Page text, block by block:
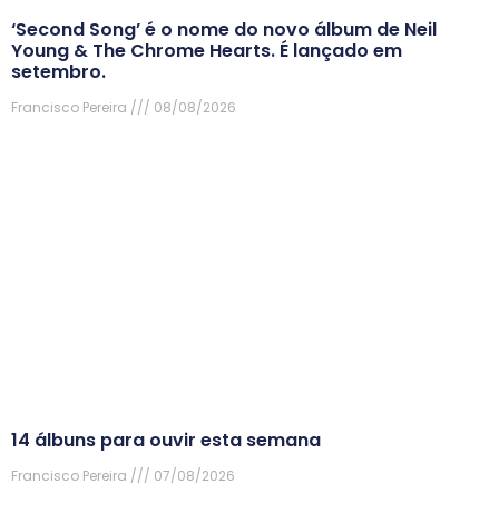
‘Second Song’ é o nome do novo álbum de Neil
Young & The Chrome Hearts. É lançado em
setembro.
Francisco Pereira 08/08/2026
14 álbuns para ouvir esta semana
Francisco Pereira 07/08/2026